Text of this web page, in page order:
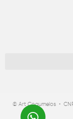
© Art Cogumelos •